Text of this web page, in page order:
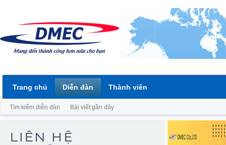
Trang chủ Diễn đàn
Tìm kiếm diễn đàn Bài viết gần đây
Thành viên